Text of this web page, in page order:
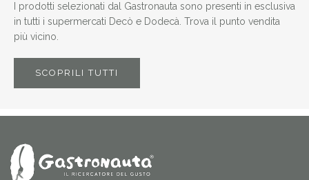
I prodotti selezionati dal Gastronauta sono presenti in esclusiva
in tutti i supermercati Decò e Dodecà. Trova il punto vendita
più vicino.
SCOPRILI TUTTI